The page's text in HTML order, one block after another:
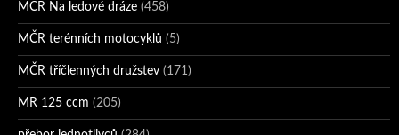
MČR Na ledové dráze (458)
MČR terénních motocyklů (5)
MČR tříčlenných družstev (171)
MR 125 ccm (205)